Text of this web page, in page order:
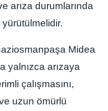
arıza durumlarında
Midea
yalnızca arızaya
çalışmasını,
uzun ömürlü